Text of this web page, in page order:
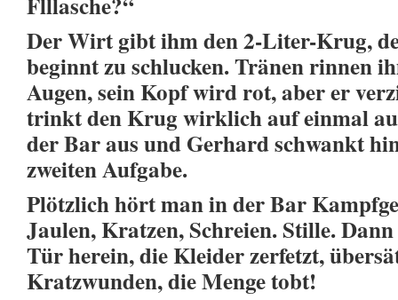
Der Wirt gibt ihm den 2-Liter-Krug,
beginnt zu schlucken. Tränen rinnen
Augen, sein Kopf wird rot, aber er
trinkt den Krug wirklich auf einmal
der Bar aus und Gerhard schwankt
zweiten Aufgabe.
Plötzlich hört man in der Bar
Jaulen, Kratzen, Schreien. Stille.
Tür herein, die Kleider zerfetzt,
Kratzwunden, die Menge tobt!